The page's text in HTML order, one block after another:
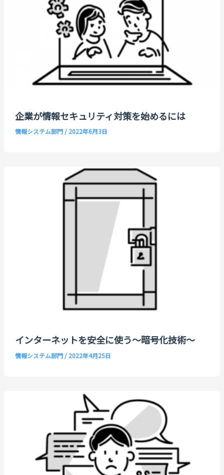
企業が情報セキュリティ対策を始めるには
情報システム部門/2022年6月3日
インターネットを安全に使う～暗号化技術～
情報システム部門/ 2022年4月25日